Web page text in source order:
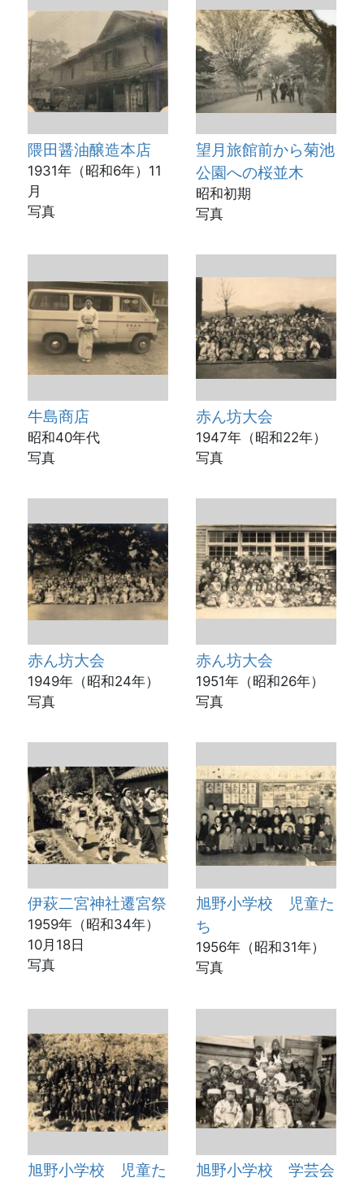
隈田醤油醸造本店
1931年（昭和6年）11
月
写真
望月旅館前から菊池
公園への桜並木
昭和初期
写真
牛島商店
昭和40年代
写真
赤ん坊大会
1947年（昭和22年）
写真
赤ん坊大会
1949年（昭和24年）
写真
赤ん坊大会
1951年（昭和26年）
写真
伊萩二宮神社遷宮祭
1959年（昭和34年）
10月18日
写真
旭野小学校 児童た
ち
1956年（昭和31年）
写真
旭野小学校 児童た
旭野小学校 学芸会